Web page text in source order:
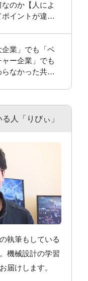
なのか【人によ
ポイントが違い
企業」でも「ベ
ャー企業」でも
らなかった共通
人「りびぃ」
執筆もしている
機械設計の学習
届けします。